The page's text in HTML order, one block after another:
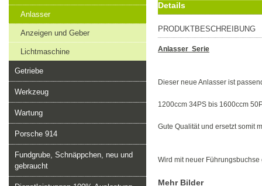
Anlasser
Anzeigen und Geber
Lichtmaschine
Getriebe
Werkzeug
Wartung
Porsche 914
Fundgrube, Schnäppchen, neu und
gebraucht
Details
PRODUKTBESCHREIBUNG
Anlasser Serie
Dieser neue Anlasser ist
1200ccm 34PS bis 1600ccm
Gute Qualität und ersetzt somit
Wird mit neuer
Mehr Bilder